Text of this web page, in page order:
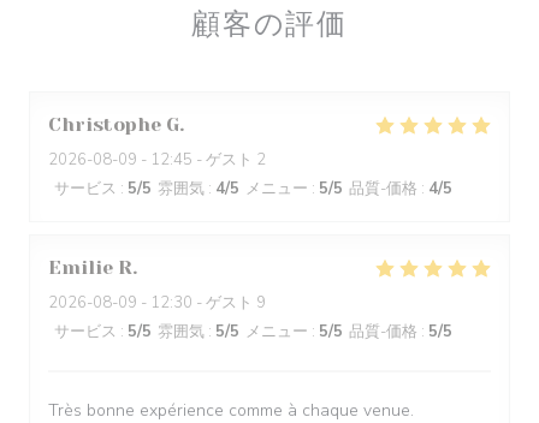
顧客の評価
Christophe G
2026-08-09 - 12:45 - ゲスト 2
サービス : 5/5 雰囲気 : 4/5 メニュー : 5/5 品質-価格 : 4/5
Emilie R
2026-08-09 - 12:30 - ゲスト 9
サービス : 5/5 雰囲気 : 5/5 メニュー : 5/5 品質-価格 : 5/5
Très bonne expérience comme à chaque venue.